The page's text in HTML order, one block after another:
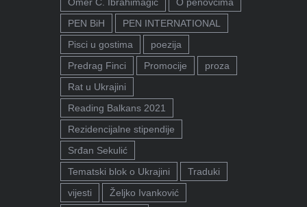
PEN BiH
PEN INTERNATIONAL
Pisci u gostima
poezija
Predrag Finci
Promocije
proza
Rat u Ukrajini
Reading Balkans 2021
Rezidencijalne stipendije
Srđan Sekulić
Tematski blok o Ukrajini
Traduki
vijesti
Željko Ivanković